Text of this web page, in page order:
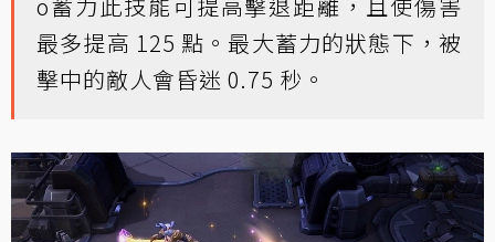
最多提高 125 點。最大蓄力的狀態下，被
擊中的敵人會昏迷 0.75 秒。